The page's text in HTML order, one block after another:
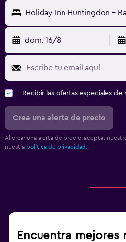
Holiday Inn Huntingdon -
dom. 16/8
Recibir las ofertas especiales de
Crea una alerta de precio
Al crear una alerta de precio, aceptas
nuestra política de privacidad.
Encuentra mejores